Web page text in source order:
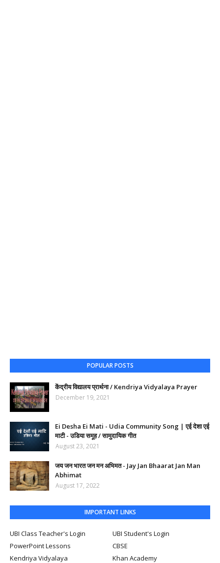
POPULAR POSTS
केंद्रीय विद्यालय प्रार्थना / Kendriya Vidyalaya Prayer
December 19, 2021
Ei Desha Ei Mati - Udia Community Song | एई देशा एई
माटी - उडिया समूह / सामुदायिक गीत
August 23, 2021
जय जन भारत जन मन अभिमत - Jay Jan Bhaarat Jan Man
Abhimat
August 17, 2022
IMPORTANT LINKS
UBI Class Teacher's Login
UBI Student's Login
PowerPoint Lessons
CBSE
Kendriya Vidyalaya
Khan Academy